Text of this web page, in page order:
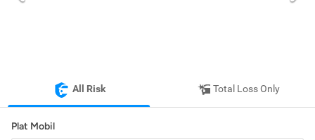
All Risk Total Loss Only
Plat Mobil